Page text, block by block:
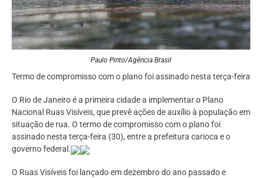
Paulo Pinto/Agência Brasil
Termo de compromisso com o plano foi assinado nesta terça-feira
O Rio de Janeiro é a primeira cidade a implementar o Plano
Nacional Ruas Visíveis, que prevê ações de auxílio à população em
situação de rua. O termo de compromisso com o plano foi
assinado nesta terça-feira (30), entre a prefeitura carioca e o
governo federal.
O Ruas Visíveis foi lançado em dezembro do ano passado e